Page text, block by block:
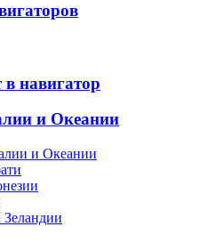
в навигатор
и Океании
и Океании